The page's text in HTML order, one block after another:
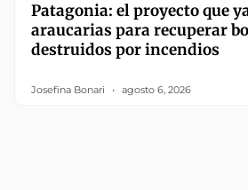
Patagonia: el proyecto que
araucarias para recuperar
destruidos por incendios
Josefina Bonari agosto 6, 2026